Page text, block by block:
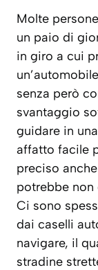
Molte
un paio di
in giro a cui
senza però
svantaggio
guidare in
affatto facile
preciso
potrebbe non
Ci sono
dai caselli
navigare, il
stradine